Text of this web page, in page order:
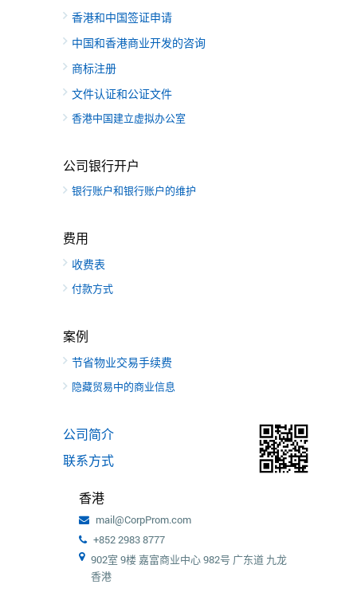
香港和中国签证申请
中国和香港商业开发的咨询
商标注册
文件认证和公证文件
香港中国建立虚拟办公室
公司银行开户
银行账户和银行账户的维护
费用
收费表
付款方式
案例
节省物业交易手续费
隐藏贸易中的商业信息
公司简介
联系方式
香港
mail@CorpProm.com
+852 2983 8777
902室 9楼 嘉富商业中心 982号 广东道 九龙
香港